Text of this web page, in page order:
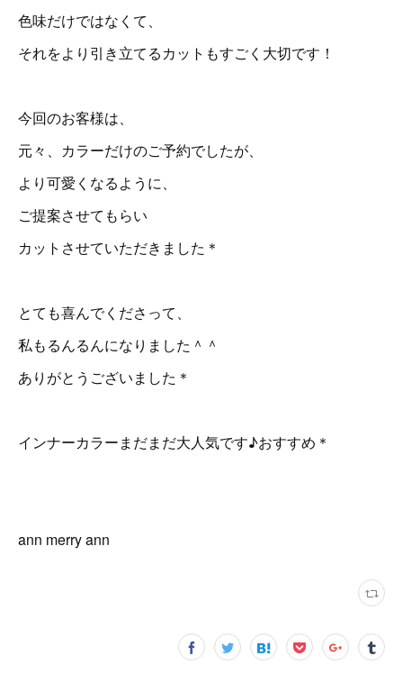
色味だけではなくて、
それをより引き立てるカットもすごく大切です！
今回のお客様は、
元々、カラーだけのご予約でしたが、
より可愛くなるように、
ご提案させてもらい
カットさせていただきました＊
とても喜んでくださって、
私もるんるんになりました＾＾
ありがとうございました＊
インナーカラーまだまだ大人気です♪おすすめ＊
ann merry ann